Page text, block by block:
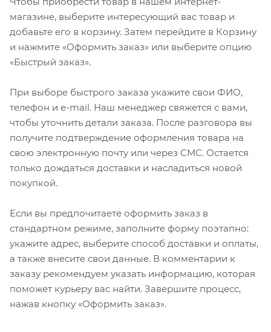
магазине, выберите интересующий вас товар и
добавьте его в корзину. Затем перейдите в Корзину
и нажмите «Оформить заказ» или выберите опцию
«Быстрый заказ».
При выборе быстрого заказа укажите свои ФИО,
телефон и e-mail. Наш менеджер свяжется с вами,
чтобы уточнить детали заказа. После разговора вы
получите подтверждение оформления товара на
свою электронную почту или через СМС. Остается
только дождаться доставки и насладиться новой
покупкой.
Если вы предпочитаете оформить заказ в
стандартном режиме, заполните форму поэтапно:
укажите адрес, выберите способ доставки и оплаты,
а также внесите свои данные. В комментарии к
заказу рекомендуем указать информацию, которая
поможет курьеру вас найти. Завершите процесс,
нажав кнопку «Оформить заказ».